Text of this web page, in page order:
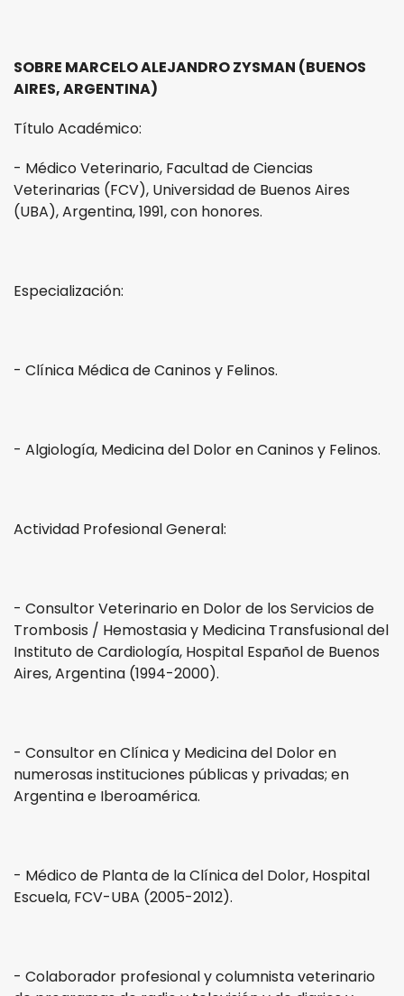
SOBRE MARCELO ALEJANDRO ZYSMAN (BUENOS
AIRES, ARGENTINA)
Título Académico:
- Médico Veterinario, Facultad de Ciencias
Veterinarias (FCV), Universidad de Buenos Aires
(UBA), Argentina, 1991, con honores.
Especialización:
- Clínica Médica de Caninos y Felinos.
- Algiología, Medicina del Dolor en Caninos y Felinos.
Actividad Profesional General:
- Consultor Veterinario en Dolor de los Servicios de
Trombosis / Hemostasia y Medicina Transfusional del
Instituto de Cardiología, Hospital Español de Buenos
Aires, Argentina (1994-2000).
- Consultor en Clínica y Medicina del Dolor en
numerosas instituciones públicas y privadas; en
Argentina e Iberoamérica.
- Médico de Planta de la Clínica del Dolor, Hospital
Escuela, FCV-UBA (2005-2012).
- Colaborador profesional y columnista veterinario